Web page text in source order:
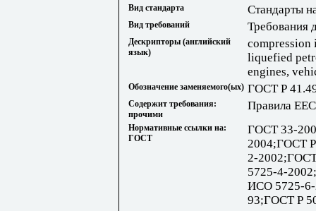
Вид стандарта Стандарты
Вид требований Требования
Дескрипторы (английский
язык)
compression
liquefied
engines,
Обозначение заменяемого(ых) ГОСТ Р
Содержит требования:
прочими
Правила
Нормативные ссылки на:
ГОСТ
ГОСТ 33-
2004;ГОСТ
2-
5725-4-
ИСО 5725-
93;ГОСТ Р